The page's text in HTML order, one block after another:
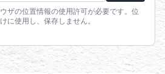
ザの位置情報の使用許可が必要です。位
に使用し、保存しません。